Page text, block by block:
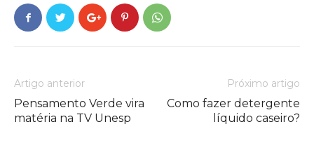
Artigo anterior
Pensamento Verde vira
matéria na TV Unesp
Próximo artigo
Como fazer detergente
líquido caseiro?